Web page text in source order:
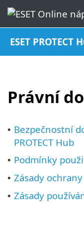
ESET PROTECT
Právní
• Bezpečnostní
PROTECT Hub
• Podmínky
• Zásady
• Zásady